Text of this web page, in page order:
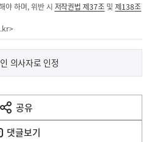
야 하며, 위반 시 저작권법 제37조 및제138조
>
의사자로 인정
공유
열
기
댓글보기